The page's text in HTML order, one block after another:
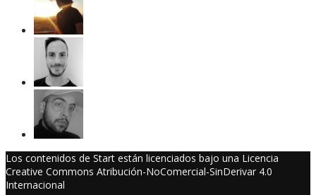
Los contenidos de Start están licenciados bajo una Licencia
Creative Commons Atribución-NoComercial-SinDerivar 4.0
Internacional